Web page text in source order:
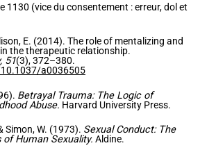
1130 (vice du consentement : erreur, dol et
E. (2014). The role of mentalizing and
the therapeutic relationship.
51(3), 372–380.
a0036505
Betrayal Trauma: The Logic of
Abuse. Harvard University Press.
Simon, W. (1973). Sexual Conduct: The
of Human Sexuality. Aldine.